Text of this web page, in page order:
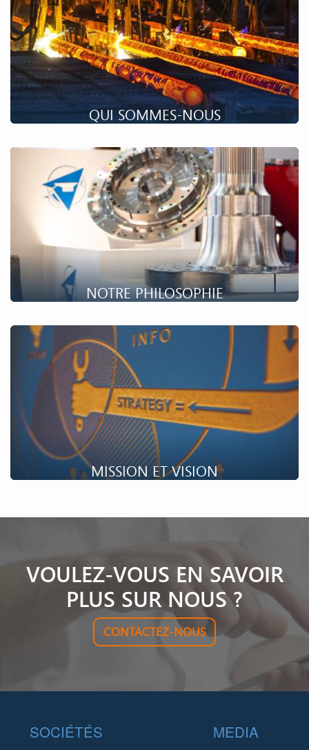
QUI SOMMES-NOUS
Un groupe industriel, spécialisé dans la transformation de
matériaux avec les moyens de fabrication les plus
performants, un savoir-faire et des compétences techniques
uniques.
NOTRE PHILOSOPHIE
La philosophie du groupe Farinia est d’être un acteur
important dans la chaine de valeurs de la transformation des
matériaux.
MISSION ET VISION
La mission de Farinia et de ses sociétés est de proposer et
VOULEZ-VOUS EN SAVOIR
PLUS SUR NOUS ?
CONTACTEZ-NOUS
Footer
SOCIÉTÉS MEDIA